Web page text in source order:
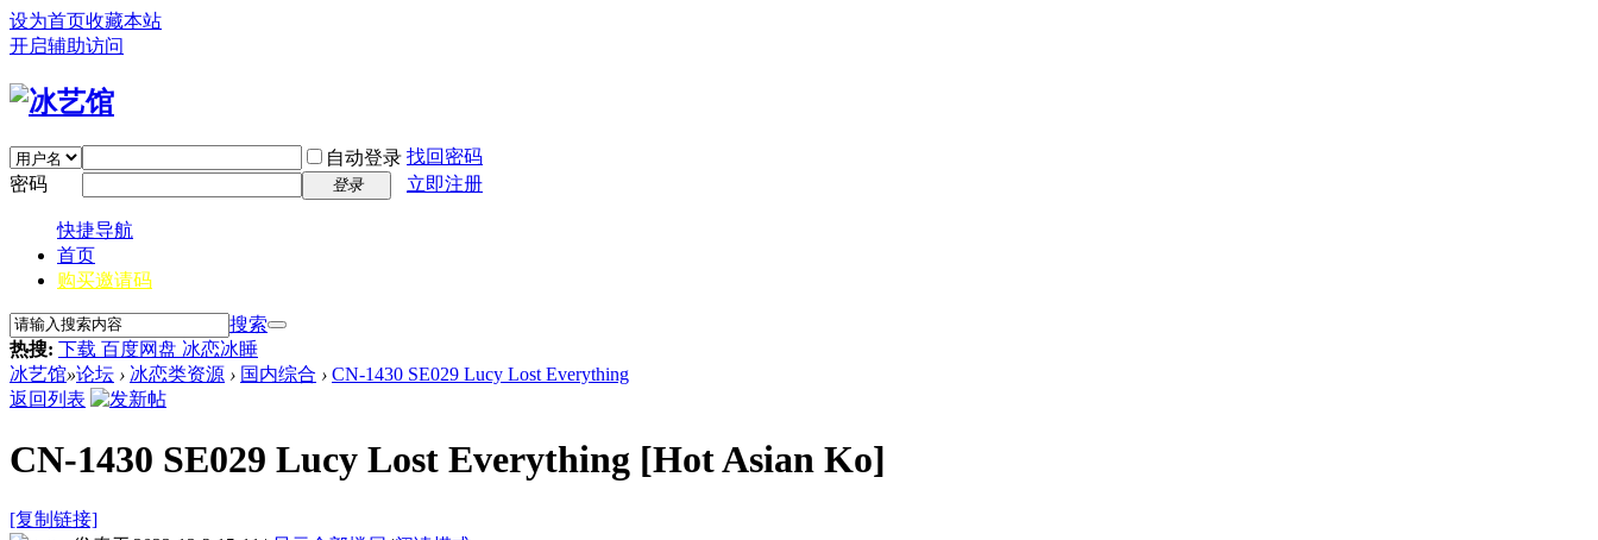
设为首页收藏本站
开启辅助访问
自动登录 找回密码
密码
登录 立即注册
快捷导航
首页
购买邀请码
搜索
热搜: 下载 百度网盘 冰恋冰睡
冰艺馆»论坛 › 冰恋类资源 › 国内综合 › CN-1430 SE029 Lucy Lost Everything
返回列表
CN-1430 SE029 Lucy Lost Everything [Hot Asian Ko]
[复制链接]